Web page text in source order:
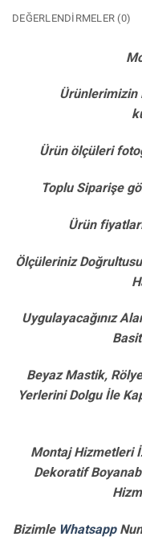
DEĞERLENDIRMELER (0)
Ürünlerimizin
Ürün ölçüleri
Toplu Siparişe
Ürün
Ölçüleriniz
Uygulayacağınız
Beyaz Mastik,
Yerlerini Dolgu İle
Montaj Hizmetleri
Dekoratif
Bizimle Whatsapp